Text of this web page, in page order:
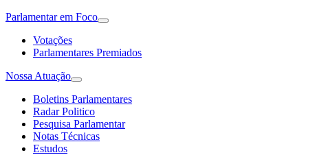
Parlamentar em Foco
Votações
Parlamentares Premiados
Nossa Atuação
Boletins Parlamentares
Radar Politico
Pesquisa Parlamentar
Notas Técnicas
Estudos